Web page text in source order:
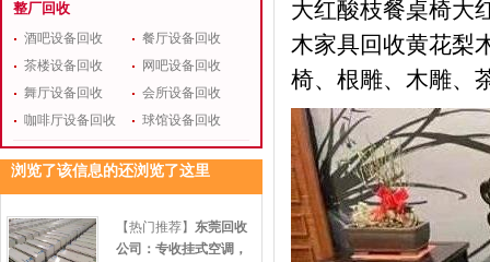
整厂回收
酒吧设备回收
餐厅设备回收
茶楼设备回收
网吧设备回收
舞厅设备回收
会所设备回收
咖啡厅设备回收
球馆设备回收
浏览了该信息的还浏览了这里
【热门推荐】 东莞回收
公司：专收挂式空调，
大红酸枝餐桌椅大
木家具回收黄花梨
椅、根雕、木雕、